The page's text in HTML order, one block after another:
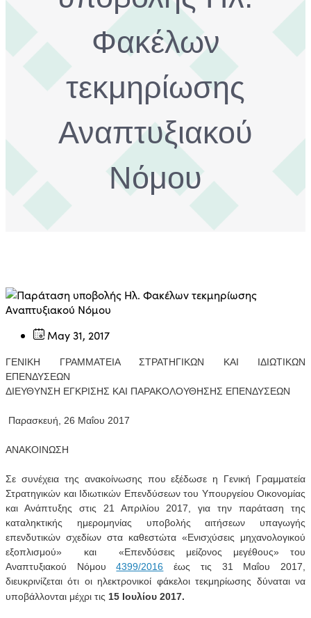
Φακέλων
τεκμηρίωσης
Αναπτυξιακού
Νόμου
May 31, 2017
ΓΕΝΙΚΗ ΓΡΑΜΜΑΤΕΙΑ ΣΤΡΑΤΗΓΙΚΩΝ ΚΑΙ ΙΔΙΩΤΙΚΩΝ
ΕΠΕΝΔΥΣΕΩΝ
ΔΙΕΥΘΥΝΣΗ ΕΓΚΡΙΣΗΣ ΚΑΙ ΠΑΡΑΚΟΛΟΥΘΗΣΗΣ ΕΠΕΝΔΥΣΕΩΝ
Παρασκευή, 26 Μαΐου 2017
ΑΝΑΚΟΙΝΩΣΗ
Σε συνέχεια της ανακοίνωσης που εξέδωσε η Γενική Γραμματεία
Στρατηγικών και Ιδιωτικών Επενδύσεων του Υπουργείου Οικονομίας
και Ανάπτυξης στις 21 Απριλίου 2017, για την παράταση της
καταληκτικής ημερομηνίας υποβολής αιτήσεων υπαγωγής
επενδυτικών σχεδίων στα καθεστώτα «Ενισχύσεις μηχανολογικού
εξοπλισμού» και «Επενδύσεις μείζονος μεγέθους» του
Αναπτυξιακού Νόμου4399/2016 έως τις 31 Μαΐου 2017,
διευκρινίζεται ότι οι ηλεκτρονικοί φάκελοι τεκμηρίωσης δύναται να
υποβάλλονται μέχρι τις 15 Ιουλίου 2017.